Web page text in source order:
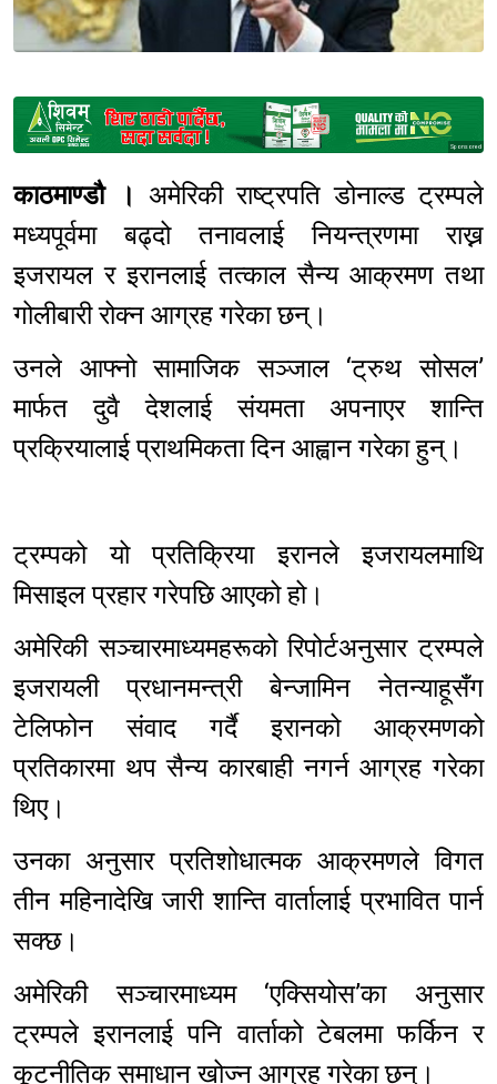
Sponsored
काठमाण्डौ । अमेरिकी राष्ट्रपति डोनाल्ड ट्रम्पले
मध्यपूर्वमा बढ्दो तनावलाई नियन्त्रणमा राख्न
इजरायल र इरानलाई तत्काल सैन्य आक्रमण तथा
गोलीबारी रोक्न आग्रह गरेका छन्।
उनले आफ्नो सामाजिक सञ्जाल ‘ट्रुथ सोसल’
मार्फत दुवै देशलाई संयमता अपनाएर शान्ति
प्रक्रियालाई प्राथमिकता दिन आह्वान गरेका हुन्।
ट्रम्पको यो प्रतिक्रिया इरानले इजरायलमाथि
मिसाइल प्रहार गरेपछि आएको हो।
अमेरिकी सञ्चारमाध्यमहरूको रिपोर्टअनुसार ट्रम्पले
इजरायली प्रधानमन्त्री बेन्जामिन नेतन्याहूसँग
टेलिफोन संवाद गर्दै इरानको आक्रमणको
प्रतिकारमा थप सैन्य कारबाही नगर्न आग्रह गरेका
थिए।
उनका अनुसार प्रतिशोधात्मक आक्रमणले विगत
तीन महिनादेखि जारी शान्ति वार्तालाई प्रभावित पार्न
सक्छ।
अमेरिकी सञ्चारमाध्यम ‘एक्सियोस’का अनुसार
ट्रम्पले इरानलाई पनि वार्ताको टेबलमा फर्किन र
कूटनीतिक समाधान खोज्न आग्रह गरेका छन्।